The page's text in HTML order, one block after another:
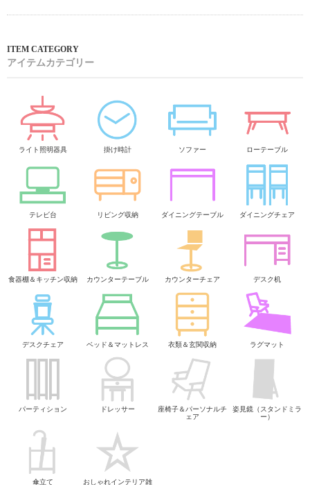
場所を取らずに収納することができます。当店でもここ数年でスタ
ッキング対応型のスツールやチェアがかなり増えていますので、コ
おしゃれな折りたたみスツール
気軽に使いたいからイスじゃなくてスツールを選ぶわけで…気軽に
使えると言えば折りたたみ式！折りたたみができる構造なので、座
り心地としては多くを求められませんが、気軽に頻繁に使うことが
スツールの長所ですので、機動性重視の方は一度検討してみましょ
う。
アイテムカテゴリー
掛け時計 ソファー
テレビ台